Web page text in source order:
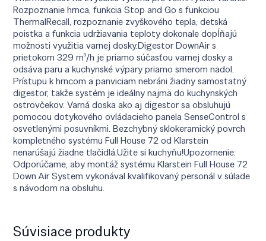
Rozpoznanie hrnca, funkcia Stop and Go s funkciou
ThermalRecall, rozpoznanie zvyškového tepla, detská
poistka a funkcia udržiavania teploty dokonale dopĺňajú
možnosti využitia varnej dosky.Digestor DownAir s
prietokom 329 m³/h je priamo súčasťou varnej dosky a
odsáva paru a kuchynské výpary priamo smerom nadol.
Prístupu k hrncom a panviciam nebráni žiadny samostatný
digestor, takže systém je ideálny najmä do kuchynských
ostrovčekov. Varná doska ako aj digestor sa obsluhujú
pomocou dotykového ovládacieho panela SenseControl s
osvetlenými posuvníkmi. Bezchybný sklokeramický povrch
kompletného systému Full House 72 od Klarstein
nenarúšajú žiadne tlačidlá.Užite si kuchyňu!Upozornenie:
Odporúčame, aby montáž systému Klarstein Full House 72
Down Air System vykonával kvalifikovaný personál v súlade
s návodom na obsluhu.
Súvisiace produkty